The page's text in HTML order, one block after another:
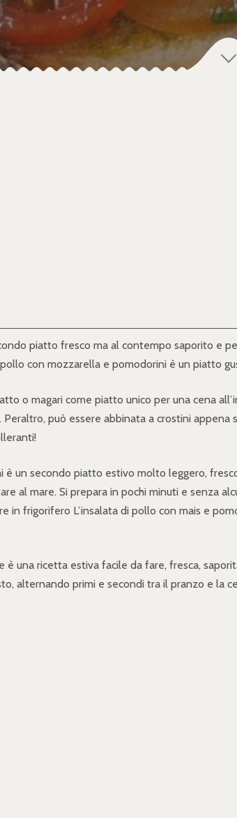
piatto fresco ma al contempo saporito
con mozzarella e pomodorini è un piatto
o magari come piatto unico per una cena
può essere abbinata a crostini
è un secondo piatto estivo molto leggero,
al mare. Si prepara in pochi minuti e senza
frigorifero L’insalata di pollo con mais e
è una ricetta estiva facile da fare, fresca,
alternando primi e secondi tra il pranzo e la